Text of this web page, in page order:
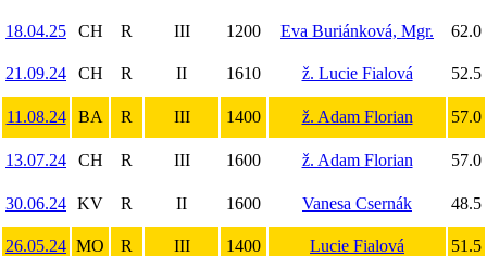
18.04.25 CH R III 1200 Eva Buriánková, Mgr. 62.0
21.09.24 CH R II 1610 ž. Lucie Fialová 52.5
11.08.24 BA R III 1400 ž. Adam Florian 57.0
13.07.24 CH R III 1600 ž. Adam Florian 57.0
30.06.24 KV R II 1600 Vanesa Csernák 48.5
26.05.24 MO R III 1400 Lucie Fialová 51.5